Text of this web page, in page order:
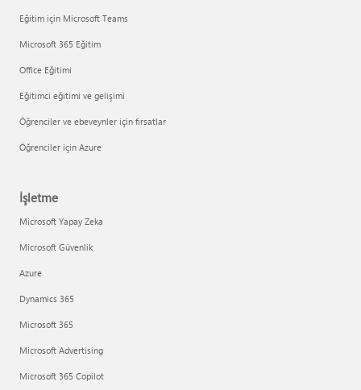
Eğitim için Microsoft Teams
Microsoft 365 Eğitim
Office Eğitimi
Eğitimci eğitimi ve gelişimi
Öğrenciler ve ebeveynler için fırsatlar
Öğrenciler için Azure
İşletme
Microsoft Yapay Zeka
Microsoft Güvenlik
Azure
Dynamics 365
Microsoft 365
Microsoft Advertising
Microsoft 365 Copilot